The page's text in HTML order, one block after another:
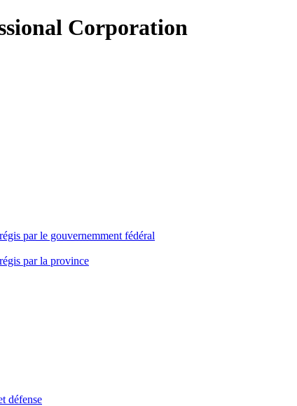
par le gouvernemment fédéral
par la province
défense